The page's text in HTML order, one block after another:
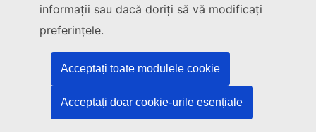
informații sau dacă doriți să vă modificați
preferințele.
Acceptați toate modulele cookie
Acceptați doar cookie-urile esențiale
Descoperiți canalele UE pe rețelele sociale
Instituțiile și organismele UE
Găsiți o instituție/un organism UE